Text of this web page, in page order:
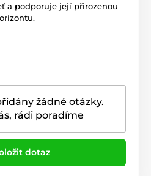
a podporuje její přirozenou
žádné otázky.
rádi poradíme
dotaz